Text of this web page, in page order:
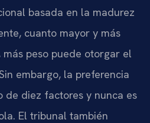
basada en la madurez
cuanto mayor y más
peso puede otorgar el
embargo, la preferencia
de diez factores y nunca es
El tribunal también